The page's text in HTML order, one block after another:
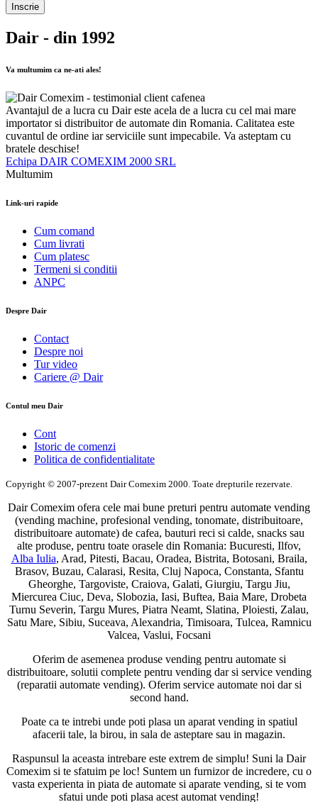
Inscrie
Dair - din 1992
Va multumim ca ne-ati ales!
Avantajul de a lucra cu Dair este acela de a lucra cu cel mai mare
importator si distribuitor de automate din Romania. Calitatea este
cuvantul de ordine iar serviciile sunt impecabile. Va asteptam cu
bratele deschise!
Echipa DAIR COMEXIM 2000 SRL
Multumim
Link-uri rapide
Cum comand
Cum livrati
Cum platesc
Termeni si conditii
ANPC
Despre Dair
Contact
Despre noi
Tur video
Cariere @ Dair
Contul meu Dair
Cont
Istoric de comenzi
Politica de confidentialitate
Copyright © 2007-prezent Dair Comexim 2000. Toate drepturile rezervate.
Dair Comexim ofera cele mai bune preturi pentru automate vending
(vending machine, profesional vending, tonomate, distribuitoare,
distribuitoare automate) de cafea, bauturi reci si calde, snacks sau
alte produse, pentru toate orasele din Romania: Bucuresti, Ilfov,
Alba Iulia, Arad, Pitesti, Bacau, Oradea, Bistrita, Botosani, Braila,
Brasov, Buzau, Calarasi, Resita, Cluj Napoca, Constanta, Sfantu
Gheorghe, Targoviste, Craiova, Galati, Giurgiu, Targu Jiu,
Miercurea Ciuc, Deva, Slobozia, Iasi, Buftea, Baia Mare, Drobeta
Turnu Severin, Targu Mures, Piatra Neamt, Slatina, Ploiesti, Zalau,
Satu Mare, Sibiu, Suceava, Alexandria, Timisoara, Tulcea, Ramnicu
Valcea, Vaslui, Focsani
Oferim de asemenea produse vending pentru automate si
distribuitoare, solutii complete pentru vending dar si service vending
(reparatii automate vending). Oferim service automate noi dar si
second hand.
Poate ca te intrebi unde poti plasa un aparat vending in spatiul
afacerii tale, la birou, in sala de asteptare sau in magazin.
Raspunsul la aceasta intrebare este extrem de simplu! Suni la Dair
Comexim si te sfatuim pe loc! Suntem un furnizor de incredere, cu o
vasta experienta in piata de automate si aparate vending, si te vom
sfatui unde poti plasa acest automat vending!